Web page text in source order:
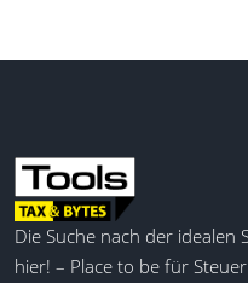
Die Suche nach der
hier! – Place to be für